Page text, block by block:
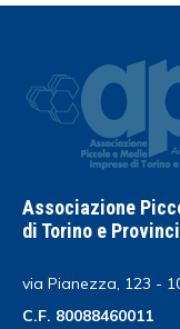
Associazione
di Torino e
via Pianezza, 123 -
C.F. 80088460011